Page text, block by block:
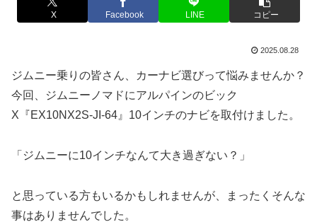
X Facebook LINE コピー
2025.08.28
ジムニー乗りの皆さん、カーナビ選びって悩みませんか？
今回、ジムニーノマドにアルパインのビック
X『EX10NX2S-JI-64』10インチのナビを取付けました。
「ジムニーに10インチなんて大き過ぎない？」
と思っている方もいるかもしれませんが、まったくそんな
事はありませんでした。